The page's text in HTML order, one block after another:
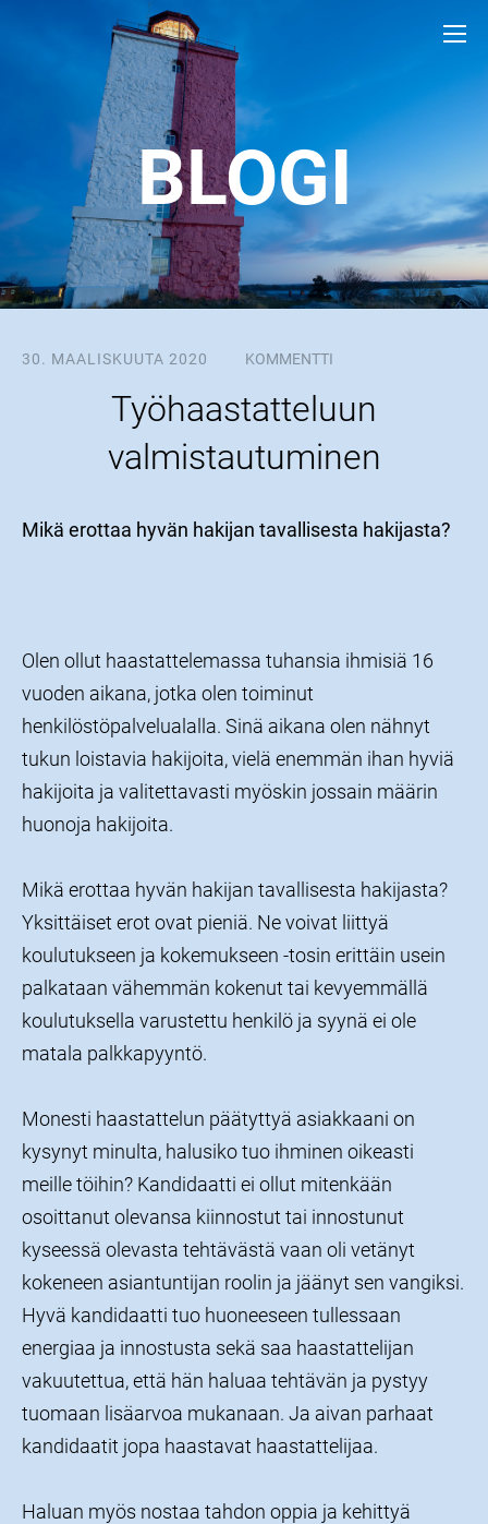
BLOGI
30. MAALISKUUTA 2020 KOMMENTTI
Työhaastatteluun
valmistautuminen
Mikä erottaa hyvän hakijan tavallisesta hakijasta?
Olen ollut haastattelemassa tuhansia ihmisiä 16
vuoden aikana, jotka olen toiminut
henkilöstöpalvelualalla. Sinä aikana olen nähnyt
tukun loistavia hakijoita, vielä enemmän ihan hyviä
hakijoita ja valitettavasti myöskin jossain määrin
huonoja hakijoita.
Mikä erottaa hyvän hakijan tavallisesta hakijasta?
Yksittäiset erot ovat pieniä. Ne voivat liittyä
koulutukseen ja kokemukseen -tosin erittäin usein
palkataan vähemmän kokenut tai kevyemmällä
koulutuksella varustettu henkilö ja syynä ei ole
matala palkkapyyntö.
Monesti haastattelun päätyttyä asiakkaani on
kysynyt minulta, halusiko tuo ihminen oikeasti
meille töihin? Kandidaatti ei ollut mitenkään
osoittanut olevansa kiinnostut tai innostunut
kyseessä olevasta tehtävästä vaan oli vetänyt
kokeneen asiantuntijan roolin ja jäänyt sen vangiksi.
Hyvä kandidaatti tuo huoneeseen tullessaan
energiaa ja innostusta sekä saa haastattelijan
vakuutettua, että hän haluaa tehtävän ja pystyy
tuomaan lisäarvoa mukanaan. Ja aivan parhaat
kandidaatit jopa haastavat haastattelijaa.
Haluan myös nostaa tahdon oppia ja kehittyä